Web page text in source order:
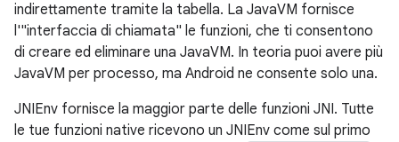
indirettamente tramite la tabella. La JavaVM fornisce
l'"interfaccia di chiamata" le funzioni, che ti consentono
di creare ed eliminare una JavaVM. In teoria puoi avere più
JavaVM per processo, ma Android ne consente solo una.
JNIEnv fornisce la maggior parte delle funzioni JNI. Tutte
le tue funzioni native ricevono un JNIEnv come sul primo